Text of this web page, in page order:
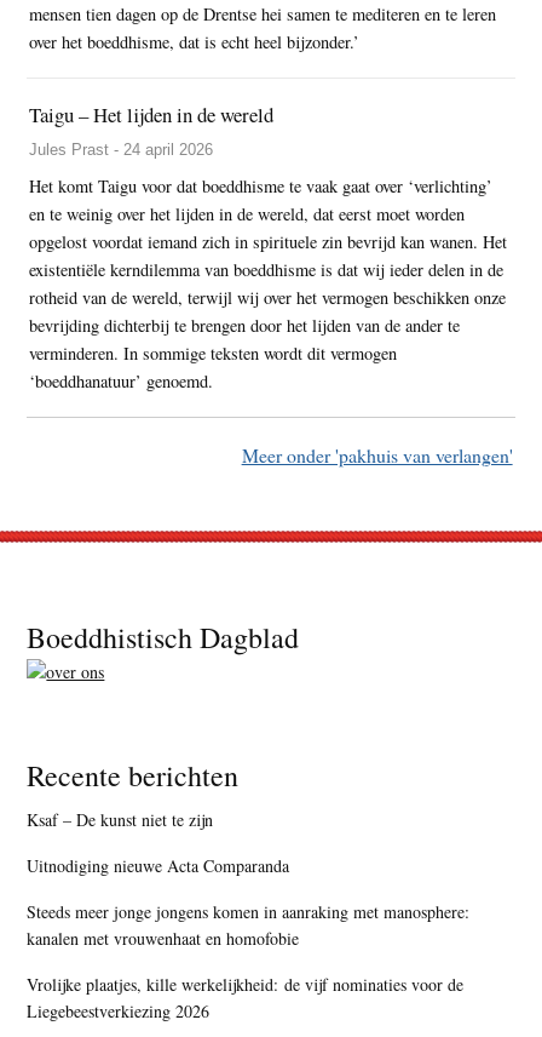
mensen tien dagen op de Drentse hei samen te mediteren en te leren
over het boeddhisme, dat is echt heel bijzonder.’
Taigu – Het lijden in de wereld
Jules Prast - 24 april 2026
Het komt Taigu voor dat boeddhisme te vaak gaat over ‘verlichting’
en te weinig over het lijden in de wereld, dat eerst moet worden
opgelost voordat iemand zich in spirituele zin bevrijd kan wanen. Het
existentiële kerndilemma van boeddhisme is dat wij ieder delen in de
rotheid van de wereld, terwijl wij over het vermogen beschikken onze
bevrijding dichterbij te brengen door het lijden van de ander te
verminderen. In sommige teksten wordt dit vermogen
‘boeddhanatuur’ genoemd.
Meer onder 'pakhuis van verlangen'
Footer
Boeddhistisch Dagblad
Recente berichten
Ksaf – De kunst niet te zijn
Uitnodiging nieuwe Acta Comparanda
Steeds meer jonge jongens komen in aanraking met manosphere:
kanalen met vrouwenhaat en homofobie
Vrolijke plaatjes, kille werkelijkheid: de vijf nominaties voor de
Liegebeestverkiezing 2026